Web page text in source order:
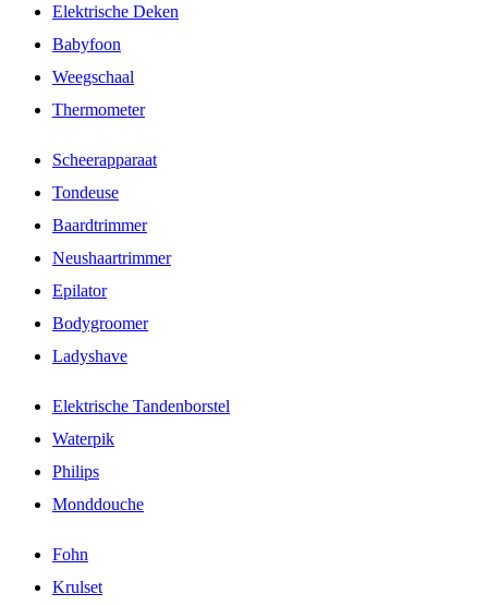
Elektrische Deken
Babyfoon
Weegschaal
Thermometer
Scheerapparaat
Tondeuse
Baardtrimmer
Neushaartrimmer
Epilator
Bodygroomer
Ladyshave
Elektrische Tandenborstel
Waterpik
Philips
Monddouche
Fohn
Krulset